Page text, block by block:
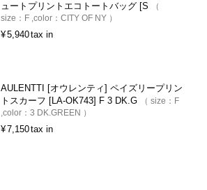
ュートプリントエコトートバッグ [S
size： F color： CITY OF NY
¥5,940tax in
AULENTTI [オウレンティ] ペイズリープリン
トスカーフ [LA-OK743] F 3 DK.G
size： F
color： 3 DK.GREEN
¥7,150tax in